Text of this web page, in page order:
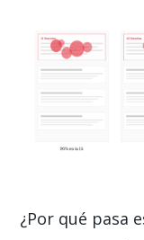
¿Por qué pasa